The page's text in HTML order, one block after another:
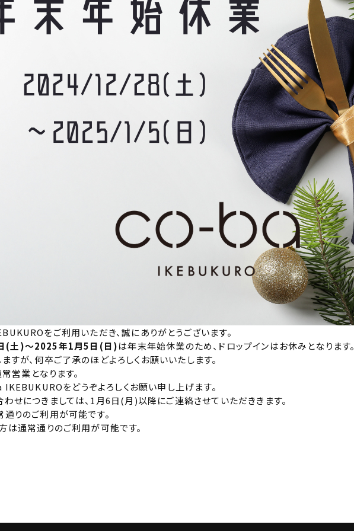
をご利用いただき、誠にありがとうございます。
(土)〜2025年1月5日(日)は年末年始休業のため、ドロップインはお休みとなります。
すが、何卒ご了承のほどよろしくお願いいたします。
営業となります。
をどうぞよろしくお願い申し上げます。
せにつきましては、1月6日(月)以降にご連絡させていただききます。
りのご利用が可能です。
は通常通りのご利用が可能です。